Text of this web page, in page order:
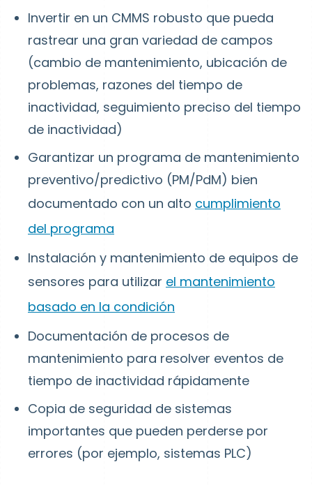
Invertir en un CMMS robusto que pueda
rastrear una gran variedad de campos
(cambio de mantenimiento, ubicación de
problemas, razones del tiempo de
inactividad, seguimiento preciso del tiempo
de inactividad)
Garantizar un programa de mantenimiento
preventivo/predictivo (PM/PdM) bien
documentado con un alto cumplimiento
del programa
Instalación y mantenimiento de equipos de
sensores para utilizar el mantenimiento
basado en la condición
Documentación de procesos de
mantenimiento para resolver eventos de
tiempo de inactividad rápidamente
Copia de seguridad de sistemas
importantes que pueden perderse por
errores (por ejemplo, sistemas PLC)